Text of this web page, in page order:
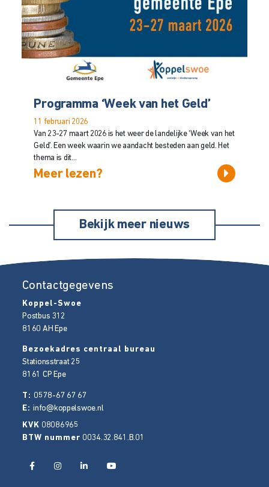
Programma ‘Week van het Geld’
11 februari 2026
Van 23-27 maart 2026 is het weer de landelijke ‘Week van het
Geld’. Een week waarin we aandacht besteden aan geld. Het
thema is dit...
Meer lezen?
Bekijk meer nieuws
Contactgegevens
Koppel-Swoe
Postbus 312
8160 AH Epe
Bezoekadres centraal bureau
Stationsstraat 25
8161 CP Epe
T: 0578-67 67 67
E:info@koppelswoe.nl
KVK 08086965
BTW nummer 0034.32.841.B.01